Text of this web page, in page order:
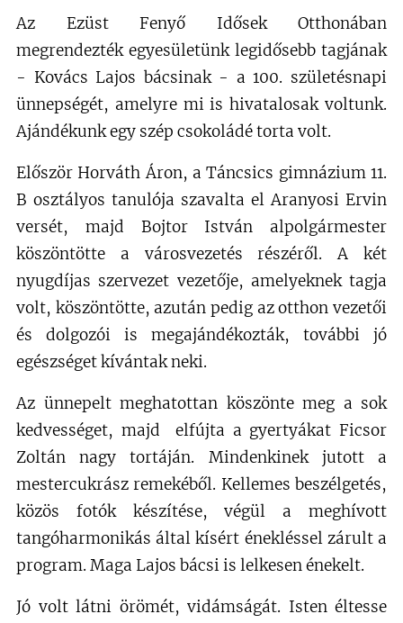
Az Ezüst Fenyő Idősek Otthonában
megrendezték egyesületünk legidősebb tagjának
- Kovács Lajos bácsinak - a 100. születésnapi
ünnepségét, amelyre mi is hivatalosak voltunk.
Ajándékunk egy szép csokoládé torta volt.
Először Horváth Áron, a Táncsics gimnázium 11.
B osztályos tanulója szavalta el Aranyosi Ervin
versét, majd Bojtor István alpolgármester
köszöntötte a városvezetés részéről. A két
nyugdíjas szervezet vezetője, amelyeknek tagja
volt, köszöntötte, azután pedig az otthon vezetői
és dolgozói is megajándékozták, további jó
egészséget kívántak neki.
Az ünnepelt meghatottan köszönte meg a sok
kedvességet, majd elfújta a gyertyákat Ficsor
Zoltán nagy tortáján. Mindenkinek jutott a
mestercukrász remekéből. Kellemes beszélgetés,
közös fotók készítése, végül a meghívott
tangóharmonikás által kísért énekléssel zárult a
program. Maga Lajos bácsi is lelkesen énekelt.
Jó volt látni örömét, vidámságát. Isten éltesse